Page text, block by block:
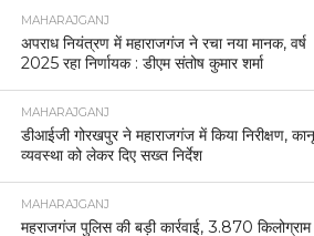
MAHARAJGANJ
अपराध नियंत्रण में महाराजगंज ने रचा नया मानक, वर्ष
2025 रहा निर्णायक : डीएम संतोष कुमार शर्मा
MAHARAJGANJ
डीआईजी गोरखपुर ने महाराजगंज में किया निरीक्षण,
व्यवस्था को लेकर दिए सख्त निर्देश
MAHARAJGANJ
महराजगंज पुलिस की बड़ी कार्रवाई, 3.870 किलोग्राम